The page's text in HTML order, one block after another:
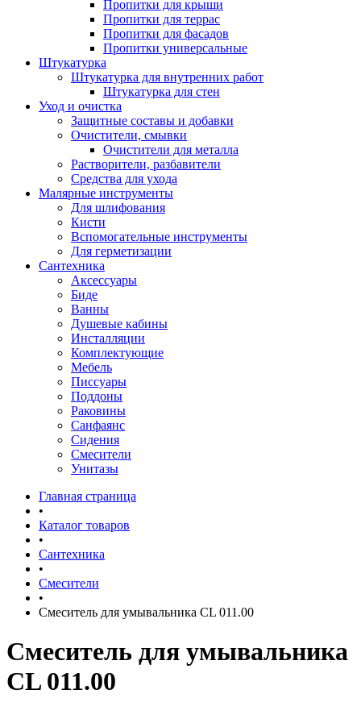
Пропитки для крыши
Пропитки для террас
Пропитки для фасадов
Пропитки универсальные
Штукатурка
Штукатурка для внутренних работ
Штукатурка для стен
Уход и очистка
Защитные составы и добавки
Очистители, смывки
Очистители для металла
Растворители, разбавители
Средства для ухода
Малярные инструменты
Для шлифования
Кисти
Вспомогательные инструменты
Для герметизации
Сантехника
Аксессуары
Биде
Ванны
Душевые кабины
Инсталляции
Комплектующие
Мебель
Писсуары
Поддоны
Раковины
Санфаянс
Сидения
Смесители
Унитазы
Главная страница
•
Каталог товаров
•
Сантехника
•
Смесители
•
Смеситель для умывальника CL 011.00
Смеситель для умывальника
CL 011.00